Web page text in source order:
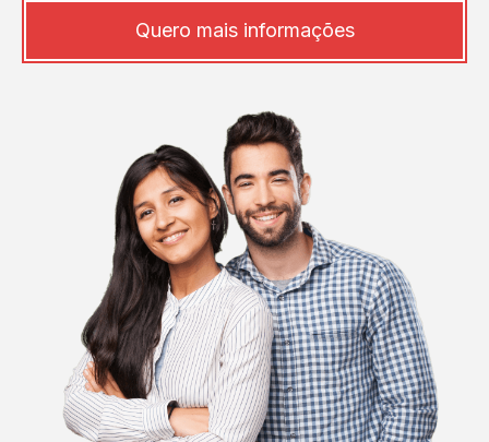
Quero mais informações